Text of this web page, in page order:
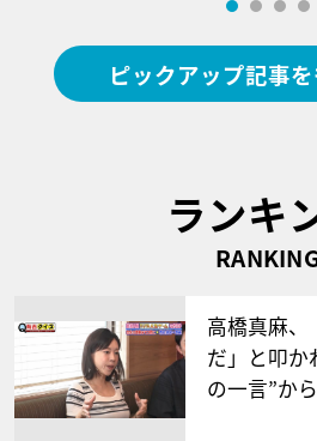
ピックアップ記事
ランキ
高橋真麻、
だ」と叩
の一言”か